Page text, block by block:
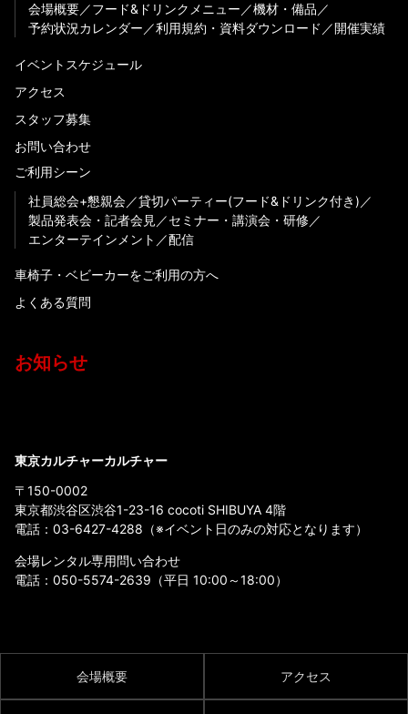
会場概要
フード&ドリンクメニュー
機材・備品
予約状況カレンダー
利用規約・資料ダウンロード 開催実績
イベントスケジュール
アクセス
スタッフ募集
お問い合わせ
ご利用シーン
社員総会+懇親会
貸切パーティー(フード&ドリンク付き)
製品発表会・記者会見
セミナー・講演会・研修
エンターテインメント
配信
車椅子・ベビーカーをご利用の方へ
よくある質問
お知らせ
東京カルチャーカルチャー
〒150-0002
東京都渋谷区渋谷1-23-16 cocoti SHIBUYA 4階
電話： 03-6427-4288 （※イベント日のみの対応となります）
会場レンタル専用問い合わせ
電話： 050-5574-2639 （平日 10:00～18:00）
会場概要 アクセス